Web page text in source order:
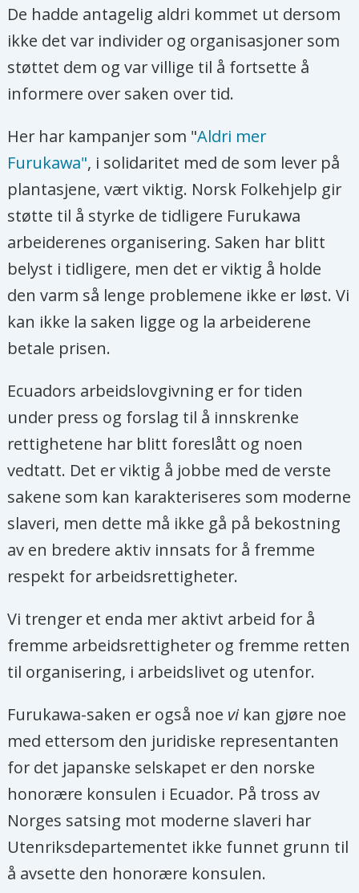
De hadde antagelig aldri kommet ut dersom
ikke det var individer og organisasjoner som
støttet dem og var villige til å fortsette å
informere over saken over tid.
Her har kampanjer som "Aldri mer
Furukawa", i solidaritet med de som lever på
plantasjene, vært viktig. Norsk Folkehjelp gir
støtte til å styrke de tidligere Furukawa
arbeiderenes organisering. Saken har blitt
belyst i tidligere, men det er viktig å holde
den varm så lenge problemene ikke er løst. Vi
kan ikke la saken ligge og la arbeiderene
betale prisen.
Ecuadors arbeidslovgivning er for tiden
under press og forslag til å innskrenke
rettighetene har blitt foreslått og noen
vedtatt. Det er viktig å jobbe med de verste
sakene som kan karakteriseres som moderne
slaveri, men dette må ikke gå på bekostning
av en bredere aktiv innsats for å fremme
respekt for arbeidsrettigheter.
Vi trenger et enda mer aktivt arbeid for å
fremme arbeidsrettigheter og fremme retten
til organisering, i arbeidslivet og utenfor.
Furukawa-saken er også noe vikan gjøre noe
med ettersom den juridiske representanten
for det japanske selskapet er den norske
honorære konsulen i Ecuador. På tross av
Norges satsing mot moderne slaveri har
Utenriksdepartementet ikke funnet grunn til
å avsette den honorære konsulen.